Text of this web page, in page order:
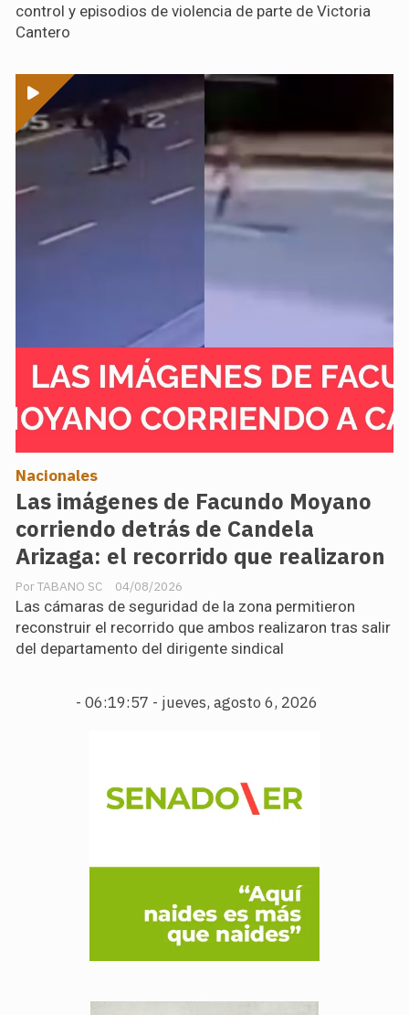
control y episodios de violencia de parte de Victoria
Cantero
Las imágenes de Facundo Moyano
corriendo detrás de Candela
Arizaga: el recorrido que realizaron
TABANO SC
Nacionales
04/08/2026
Las cámaras de seguridad de la zona permitieron
reconstruir el recorrido que ambos realizaron tras salir
del departamento del dirigente sindical
- 06:19:59 - jueves, agosto 6, 2026